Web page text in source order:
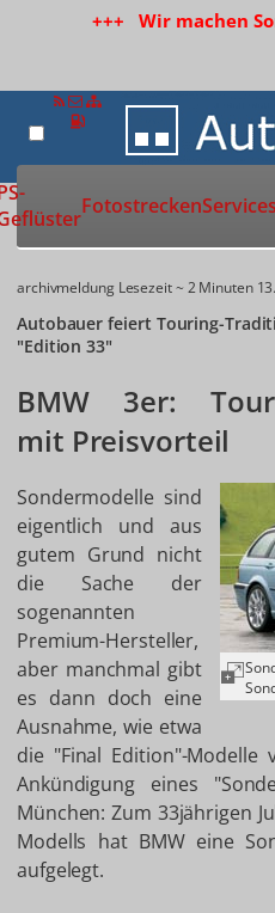
+++ Wir machen
Zur
FotostreckenServices
archivmeldung Lesezeit ~ 2 Minuten
Autobauer feiert Touring-
"Edition 33"
BMW 3er:
mit Preisvorteil
Sondermodelle sind
eigentlich und aus
gutem Grund nicht
die Sache der
sogenannten
Premium-Hersteller,
aber manchmal gibt
es dann doch eine
Ausnahme, wie etwa
die "Final Edition"-Modelle
Ankündigung eines
München: Zum 33jährigen
Modells hat BMW eine
aufgelegt.